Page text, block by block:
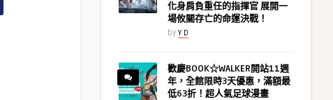
化身肩負重任的指揮官 展開一
場攸關存亡的命運決戰！
by Y D
歡慶BOOK☆WALKER開站11週
年，全館限時3天優惠，滿額最
低63折！超人氣足球漫畫